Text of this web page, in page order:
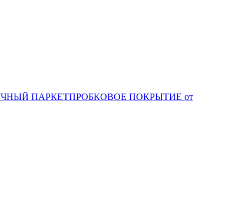
ПАРКЕТПРОБКОВОЕ ПОКРЫТИЕ от